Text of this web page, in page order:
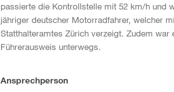
passierte die Kontrollstelle mit 52 km/h und
jähriger deutscher Motorradfahrer, welcher
Statthalteramtes Zürich verzeigt. Zudem
Führerausweis unterwegs.
Weitere
Ansprechperson